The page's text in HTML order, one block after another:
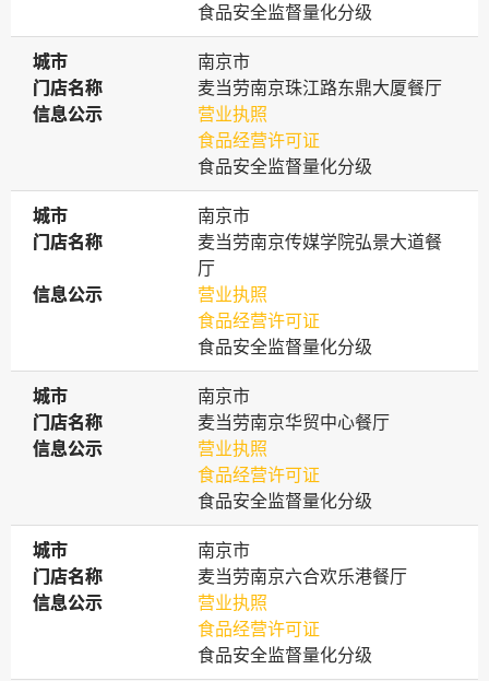
食品安全监督量化分级
城市
城市
南京市
门店名称
门店名称
麦当劳南京珠江路东鼎大厦餐厅
信息公示
信息公示
营业执照
食品经营许可证
食品安全监督量化分级
城市
城市
南京市
门店名称
门店名称
麦当劳南京传媒学院弘景大道餐
厅
信息公示
信息公示
营业执照
食品经营许可证
食品安全监督量化分级
城市
城市
南京市
门店名称
门店名称
麦当劳南京华贸中心餐厅
信息公示
信息公示
营业执照
食品经营许可证
食品安全监督量化分级
城市
城市
南京市
门店名称
门店名称
麦当劳南京六合欢乐港餐厅
信息公示
信息公示
营业执照
食品经营许可证
食品安全监督量化分级